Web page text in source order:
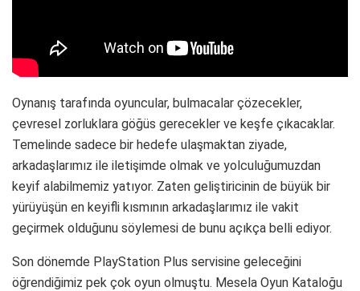
Oynanış tarafında oyuncular, bulmacalar çözecekler,
çevresel zorluklara göğüs gerecekler ve keşfe çıkacaklar.
Temelinde sadece bir hedefe ulaşmaktan ziyade,
arkadaşlarımız ile iletişimde olmak ve yolculuğumuzdan
keyif alabilmemiz yatıyor. Zaten geliştiricinin de büyük bir
yürüyüşün en keyifli kısmının arkadaşlarımız ile vakit
geçirmek olduğunu söylemesi de bunu açıkça belli ediyor.
Son dönemde PlayStation Plus servisine geleceğini
öğrendiğimiz pek çok oyun olmuştu. Mesela Oyun Kataloğu